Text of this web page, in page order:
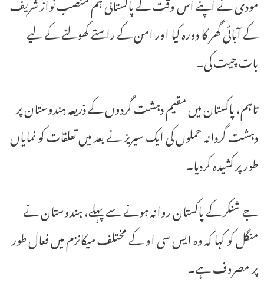
کے آبائی گھر کا دورہ کیا اور امن کے راستے کھولنے کے لیے
بات چیت کی۔
تاہم، پاکستان میں مقیم دہشت گردوں کے ذریعہ ہندوستان پر
دہشت گردانہ حملوں کی ایک سیریز نے بعد میں تعلقات کو نمایاں
طور پر کشیدہ کردیا۔
جے شنکر کے پاکستان روانہ ہونے سے پہلے، ہندوستان نے
منگل کو کہا کہ وہ ایس سی او کے مختلف میکانزم میں فعال طور
پر مصروف ہے۔